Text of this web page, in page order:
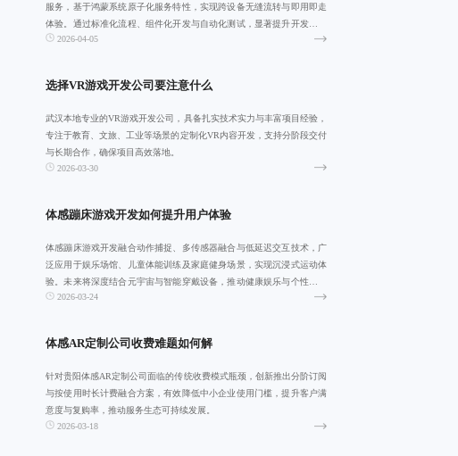
服务，基于鸿蒙系统原子化服务特性，实现跨设备无缝流转与即用即走
体验。通过标准化流程、组件化开发与自动化测试，显著提升开发效率
与服务质量，助
2026-04-05
选择VR游戏开发公司要注意什么
武汉本地专业的VR游戏开发公司，具备扎实技术实力与丰富项目经验，
专注于教育、文旅、工业等场景的定制化VR内容开发，支持分阶段交付
与长期合作，确保项目高效落地。
2026-03-30
体感蹦床游戏开发如何提升用户体验
体感蹦床游戏开发融合动作捕捉、多传感器融合与低延迟交互技术，广
泛应用于娱乐场馆、儿童体能训练及家庭健身场景，实现沉浸式运动体
验。未来将深度结合元宇宙与智能穿戴设备，推动健康娱乐与个性化健
身发展。
2026-03-24
体感AR定制公司收费难题如何解
针对贵阳体感AR定制公司面临的传统收费模式瓶颈，创新推出分阶订阅
与按使用时长计费融合方案，有效降低中小企业使用门槛，提升客户满
意度与复购率，推动服务生态可持续发展。
2026-03-18